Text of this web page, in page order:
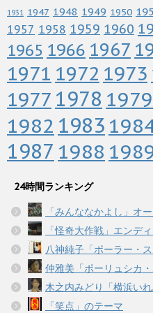
1931 1947 1948 1949 1950
1957 1958 1959 1960
1965 1966 1967
1971 1972 1973
1977 1978 1979
1982 1983
1987 1988
24時間ランキング
「みんななかよし」オ
「怪奇大作戦」エンデ
八神純子「ポーラー・ス
仲雅美「ポーリュシカ・
木之内みどり「横浜いれ
「笑点」のテーマ